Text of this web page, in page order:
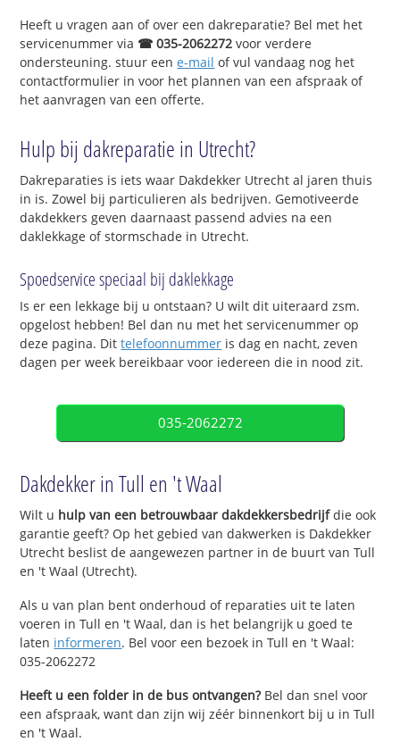
Heeft u vragen aan of over een dakreparatie? Bel met het
servicenummer via ☎ 035-2062272 voor verdere
ondersteuning. stuur eene-mail of vul vandaag nog het
contactformulier in voor het plannen van een afspraak of
het aanvragen van een offerte.
Hulp bij dakreparatie in Utrecht?
Dakreparaties is iets waar Dakdekker Utrecht al jaren thuis
in is. Zowel bij particulieren als bedrijven. Gemotiveerde
dakdekkers geven daarnaast passend advies na een
daklekkage of stormschade in Utrecht.
Spoedservice speciaal bij daklekkage
Is er een lekkage bij u ontstaan? U wilt dit uiteraard zsm.
opgelost hebben! Bel dan nu met het servicenummer op
deze pagina. Dittelefoonnummer is dag en nacht, zeven
dagen per week bereikbaar voor iedereen die in nood zit.
035-2062272
Dakdekker in Tull en 't Waal
Wilt u hulp van een betrouwbaar dakdekkersbedrijfdie ook
garantie geeft? Op het gebied van dakwerken is Dakdekker
Utrecht beslist de aangewezen partner in de buurt van Tull
en 't Waal (Utrecht).
Als u van plan bent onderhoud of reparaties uit te laten
voeren in Tull en 't Waal, dan is het belangrijk u goed te
laten informeren. Bel voor een bezoek in Tull en 't Waal:
035-2062272
Heeft u een folder in de bus ontvangen?Bel dan snel voor
een afspraak, want dan zijn wij zéér binnenkort bij u in Tull
en 't Waal.